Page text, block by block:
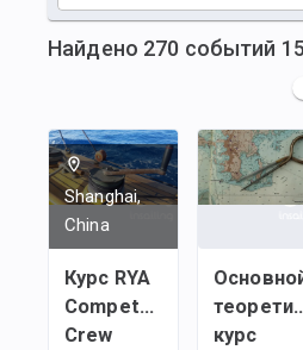
Найдено 270 событий
Shanghai,
China
Курс RYA
Competent
Crew
курс